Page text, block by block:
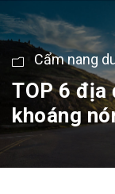
Cẩm nang
TOP 6
khoáng